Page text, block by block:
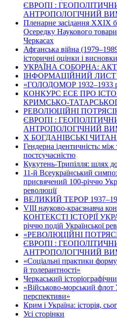
ЄВРОПІ :
АНТРОПОЛОГІЧНИЙ
Пленарне засідання ХХІХ
Осередку Наукового
Черкасах
Афганська війна
історичні оцінки і висновки
УКРАЇНА СОБОРНА: АКТ
ІНФОРМАЦІЙНИЙ
«ГОЛОДОМОР 1932–1933
КОНКУРС ЕСЕ ПРО
КРИМСЬКО-
РЕВОЛЮЦІЙНІ
ЄВРОПІ :
АНТРОПОЛОГІЧНИЙ
Х БОГДАНІВСЬКІ
Гендерна ідентичність: між
постсучасністю
Кукутень-Трипілля:
11-й Всеукраїнський
присвячений 100-річчю
революції
ВЕЛИКИЙ ТЕРОР
VІІІ науково-
КОНТЕКСТІ ІСТОРІЇ
річчю подій Української
«РЕВОЛЮЦІЙНІ
ЄВРОПІ :
АНТРОПОЛОГІЧНИЙ
«Соціальні практики
й толерантності»
Черкаський
«Військово-морський флот
перспективи»
Крим і Україна: історія,
Усі сторінки